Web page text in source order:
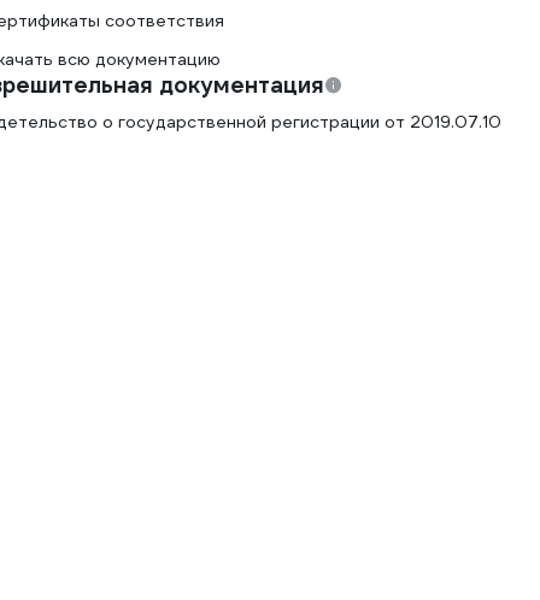
соответствия
всю документацию
документация
о государственной регистрации от 2019.07.10